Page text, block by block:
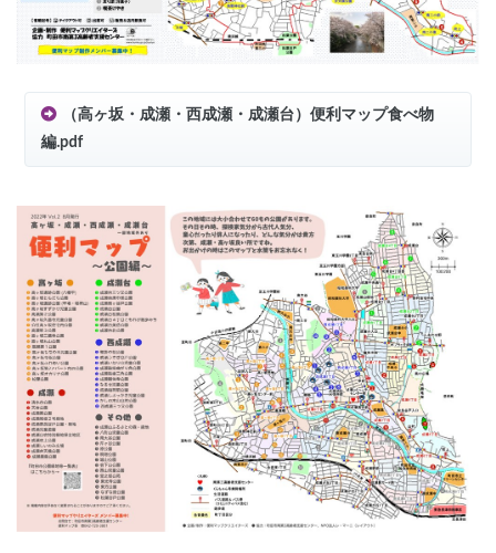
（高ヶ坂・成瀬・西成瀬・成瀬台）便利マップ食べ物
編.pdf